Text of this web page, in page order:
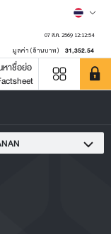
07 ส.ค. 2569 12:12:54
มูลค่า (ล้านบาท) 31,352.54
หาชื่อย่อ